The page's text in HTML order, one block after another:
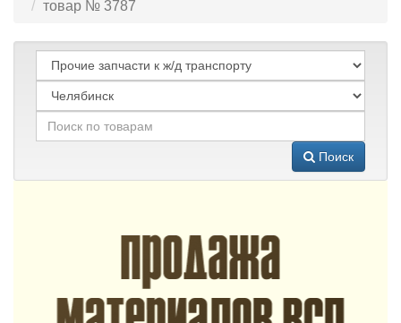
товар № 3787
Поиск